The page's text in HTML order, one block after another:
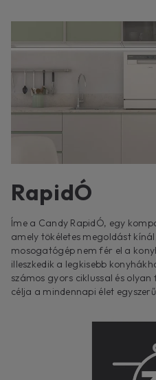
RapidÓ
Íme a Candy RapidÓ, egy
amely tökéletes megoldást
mosogatógép nem fér el a
illeszkedik a legkisebb
számos gyors ciklussal és
célja a mindennapi élet